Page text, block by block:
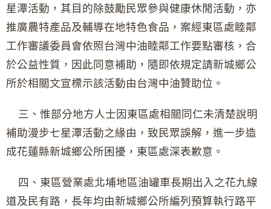
星潭活動，其目的除鼓勵民眾參與健康休閒活動，亦
推廣農特產品及輔導在地特色食品，案經東區處睦鄰
工作審議委員會依照台灣中油睦鄰工作要點審核，合
於公益性質，因此同意補助，隨即依規定請新城鄉公
所於相關文宣標示該活動由台灣中油贊助位。
三、惟部分地方人士因東區處相關同仁未清楚說明
補助漫步七星潭活動之緣由，致民眾誤解，進一步造
成花蓮縣新城鄉公所困擾，東區處深表歉意。
四、東區營業處北埔地區油罐車長期出入之花九線
道及民有路，長年均由新城鄉公所編列預算執行路平